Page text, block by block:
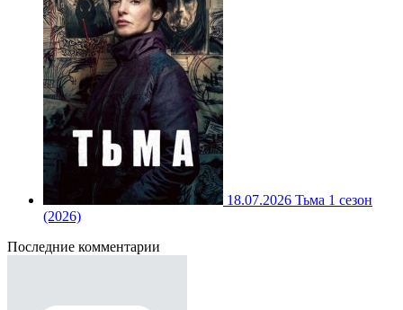
18.07.2026 Тьма 1 сезон
(2026)
Последние комментарии